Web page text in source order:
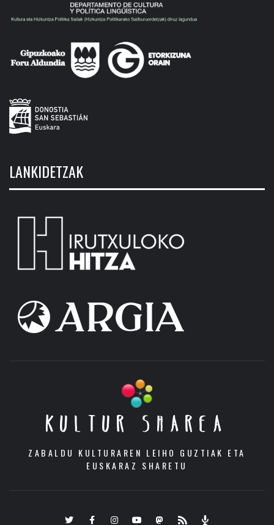
LANKIDETZAK
KULTUR SHAREA
ZABALDU KULTURAREN LEIHO GUZTIAK ETA
EUSKARAZ SHARETU
TwitterFacebookInstagramYoutubeMastodon.eus
RSS Podcast